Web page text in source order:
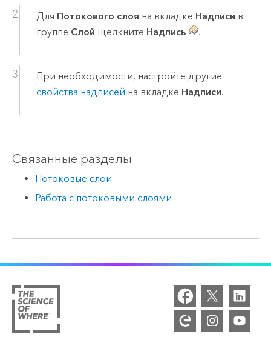
Для Потокового слоя на вкладке Надписи в
группе Слой щелкните Надпись .
При необходимости, настройте другие
свойства надписей на вкладке Надписи.
Связанные разделы
Потоковые слои
Работа с потоковыми слоями